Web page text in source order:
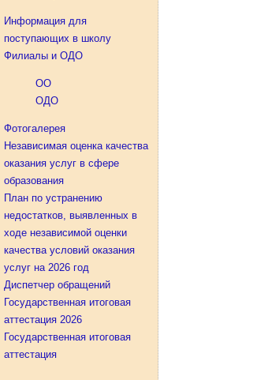
Информация для
поступающих в школу
Филиалы и ОДО
ОО
ОДО
Фотогалерея
Независимая оценка качества
оказания услуг в сфере
образования
План по устранению
недостатков, выявленных в
ходе независимой оценки
качества условий оказания
услуг на 2026 год
Диспетчер обращений
Государственная итоговая
аттестация 2026
Государственная итоговая
аттестация